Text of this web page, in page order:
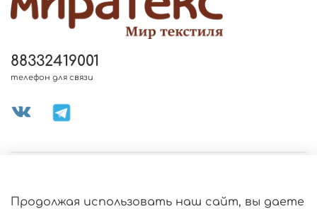
88332419001
телефон для связи
Продолжая использовать наш сайт, вы даете